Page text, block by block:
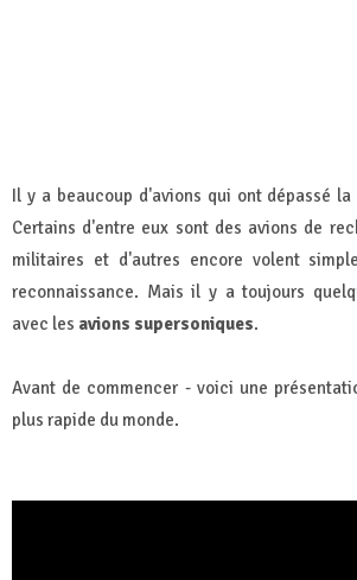
Il y a beaucoup d'avions qui ont dépassé
Certains d'entre eux sont des avions de
militaires et d'autres encore volent
reconnaissance. Mais il y a toujours
avec les avions supersoniques.
Avant de commencer - voici une
plus rapide du monde.